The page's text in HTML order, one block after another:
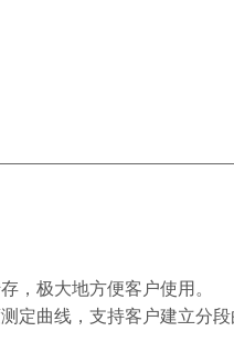
，极大地方便客户使用。
定曲线，支持客户建立分